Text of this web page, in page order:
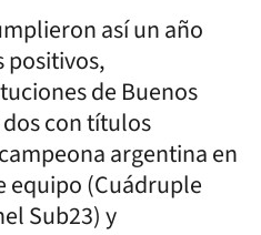
así un año
positivos,
de Buenos
dos con títulos
argentina en
equipo (Cuádruple
Sub23) y